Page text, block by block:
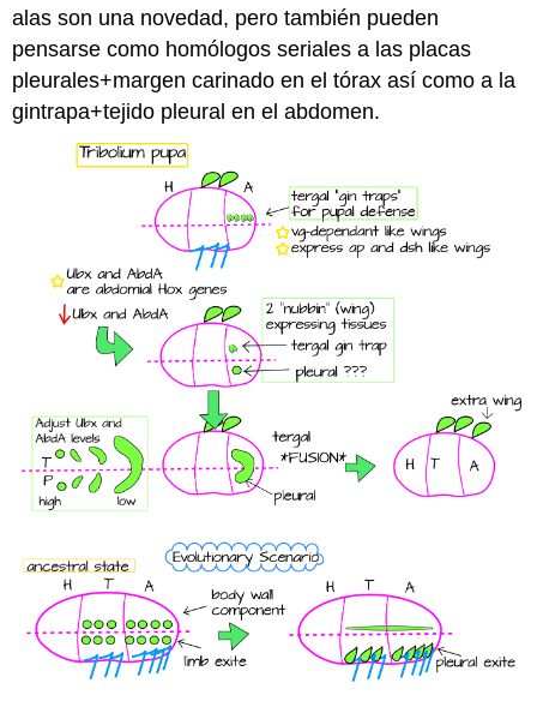
alas son una novedad, pero también pueden
pensarse como homólogos seriales a las placas
pleurales+margen carinado en el tórax así como a la
gintrapa+tejido pleural en el abdomen.